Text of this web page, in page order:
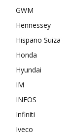
GWM
Hennessey
Hispano Suiza
Honda
Hyundai
IM
INEOS
Infiniti
Iveco